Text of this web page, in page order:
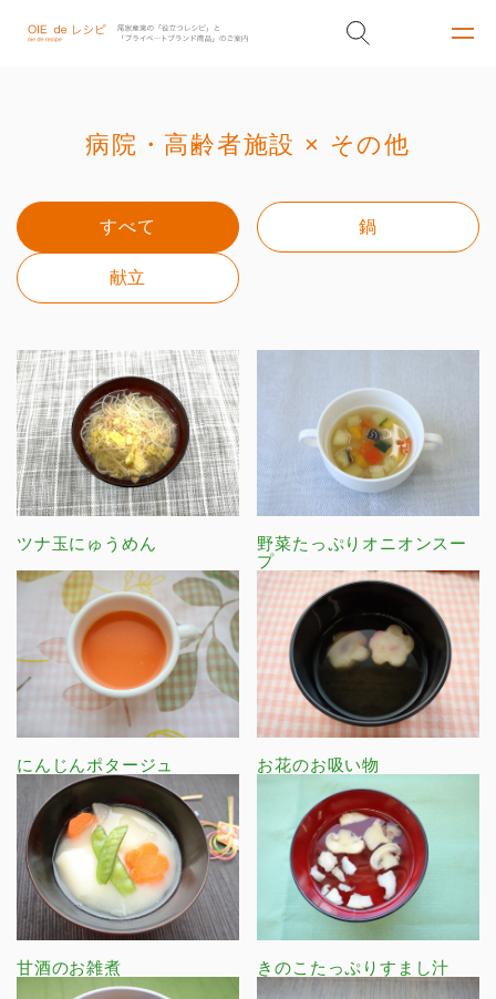
病院・高齢者施設 × その他
すべて 鍋
献立
ツナ玉にゅうめん
野菜たっぷりオニオンスー
プ
にんじんポタージュ お花のお吸い物
甘酒のお雑煮 きのこたっぷりすまし汁